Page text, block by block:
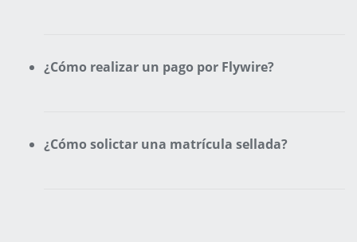
¿Cómo realizar un pago por Flywire?
¿Cómo solictar una matrícula sellada?